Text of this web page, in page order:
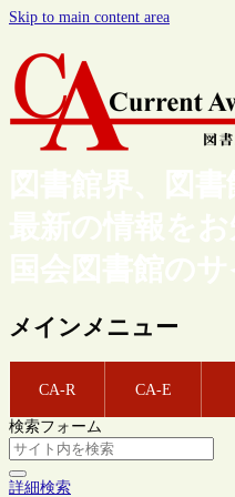
Skip to main content area
図書館界、図
最新の情報を
国会図書館のサ
メインメニュー
CA-R CA-E
検索フォーム
詳細検索